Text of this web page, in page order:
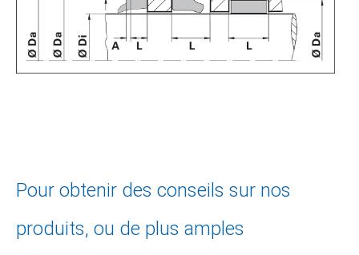
Pour obtenir des conseils sur nos
produits, ou de plus amples